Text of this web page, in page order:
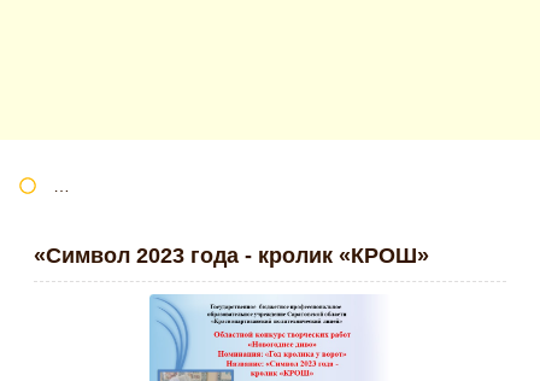
«Символ 2023 года - кролик «КРОШ»